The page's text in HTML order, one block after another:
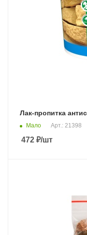
Лак-пропитка
Мало Арт.: 21398
472 ₽/шт